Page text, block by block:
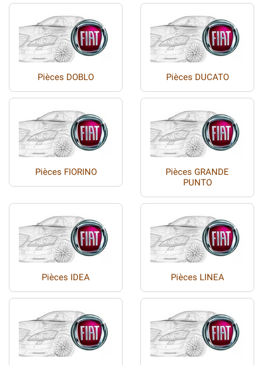
Pièces DOBLO Pièces DUCATO
Pièces FIORINO
Pièces GRANDE
PUNTO
Pièces IDEA Pièces LINEA